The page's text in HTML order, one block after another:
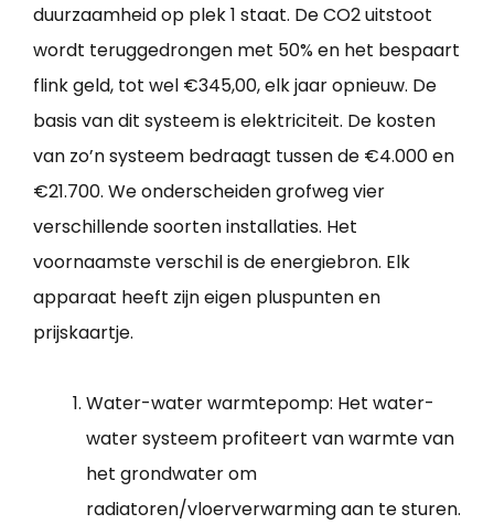
duurzaamheid op plek 1 staat. De CO2 uitstoot
wordt teruggedrongen met 50% en het bespaart
flink geld, tot wel €345,00, elk jaar opnieuw. De
basis van dit systeem is elektriciteit. De kosten
van zo’n systeem bedraagt tussen de €4.000 en
€21.700. We onderscheiden grofweg vier
verschillende soorten installaties. Het
voornaamste verschil is de energiebron. Elk
apparaat heeft zijn eigen pluspunten en
prijskaartje.
Water-water warmtepomp: Het water-
water systeem profiteert van warmte van
het grondwater om
radiatoren/vloerverwarming aan te sturen.